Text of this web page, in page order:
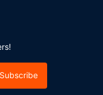
Subscribe